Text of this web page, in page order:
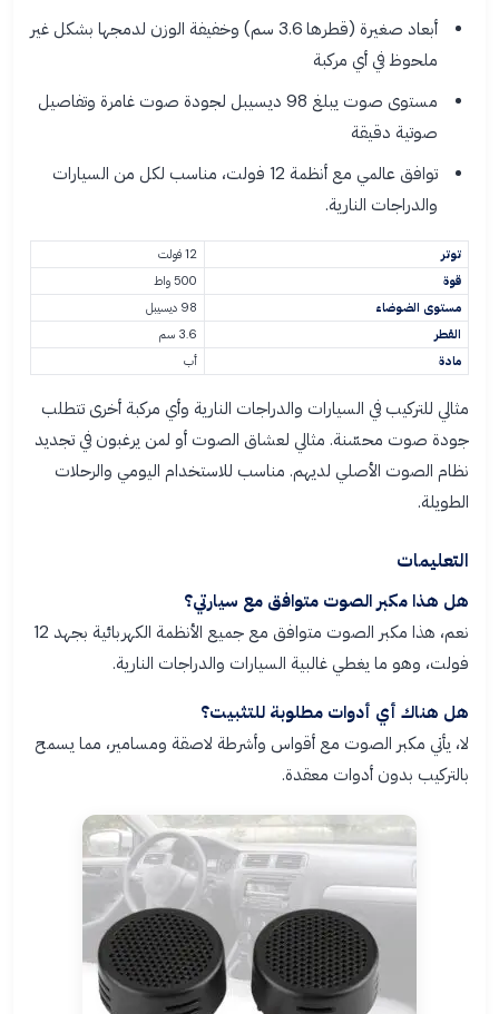
أبعاد صغيرة (قطرها 3.6 سم) وخفيفة الوزن لدمجها بشكل غير
ملحوظ في أي مركبة
مستوى صوت يبلغ 98 ديسيبل لجودة صوت غامرة وتفاصيل
صوتية دقيقة
توافق عالمي مع أنظمة 12 فولت، مناسب لكل من السيارات
والدراجات النارية.
توتر
12 فولت
قوة
500 واط
مستوى الضوضاء
98 ديسيبل
القطر
3.6 سم
مادة
أب
مثالي للتركيب في السيارات والدراجات النارية وأي مركبة أخرى تتطلب
جودة صوت محسّنة. مثالي لعشاق الصوت أو لمن يرغبون في تجديد
نظام الصوت الأصلي لديهم. مناسب للاستخدام اليومي والرحلات
الطويلة.
التعليمات
هل هذا مكبر الصوت متوافق مع سيارتي؟
نعم، هذا مكبر الصوت متوافق مع جميع الأنظمة الكهربائية بجهد 12
فولت، وهو ما يغطي غالبية السيارات والدراجات النارية.
هل هناك أي أدوات مطلوبة للتثبيت؟
لا، يأتي مكبر الصوت مع أقواس وأشرطة لاصقة ومسامير، مما يسمح
بالتركيب بدون أدوات معقدة.